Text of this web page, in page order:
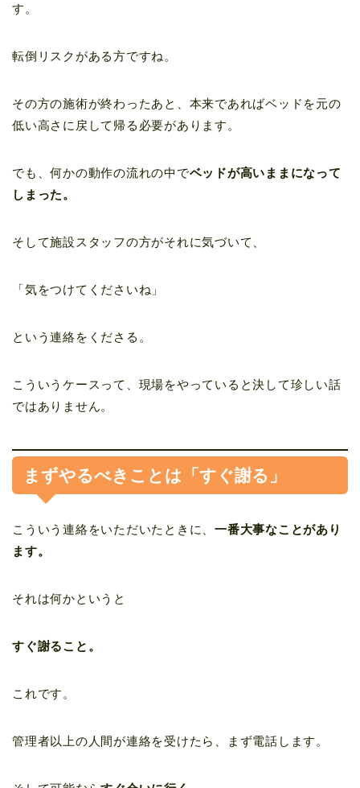
す。
転倒リスクがある方ですね。
その方の施術が終わったあと、本来であればベッドを元の
低い高さに戻して帰る必要があります。
でも、何かの動作の流れの中でベッドが高いままになって
しまった。
そして施設スタッフの方がそれに気づいて、
「気をつけてくださいね」
という連絡をくださる。
こういうケースって、現場をやっていると決して珍しい話
ではありません。
まずやるべきことは「すぐ謝る」
こういう連絡をいただいたときに、一番大事なことがあり
ます。
それは何かというと
すぐ謝ること。
これです。
管理者以上の人間が連絡を受けたら、まず電話します。